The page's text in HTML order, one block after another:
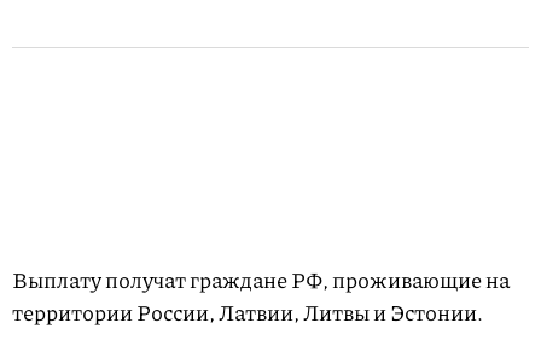
Выплату получат граждане РФ, проживающие на
территории России, Латвии, Литвы и Эстонии.